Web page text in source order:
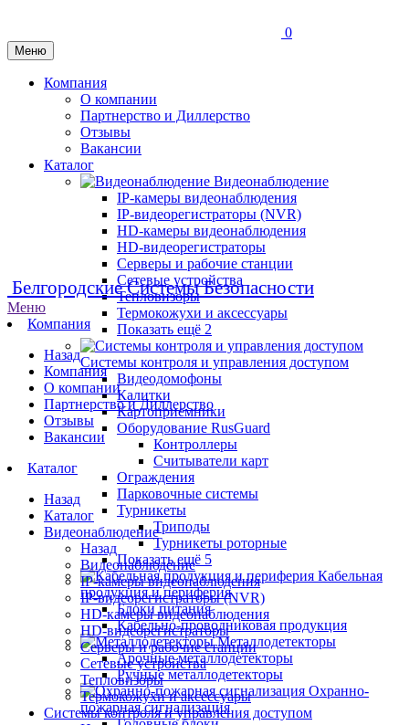
0
Меню
Компания
О компании
Партнерство и Диллерство
Отзывы
Вакансии
Каталог
Видеонаблюдение
IP-камеры видеонаблюдения
IP-видеорегистраторы (NVR)
HD-камеры видеонаблюдения
HD-видеорегистраторы
Серверы и рабочие станции
Сетевые устройства
Тепловизоры
Термокожухи и аксессуары
Показать ещё 2
Системы контроля и управления доступом
Видеодомофоны
Калитки
Картоприемники
Оборудование RusGuard
Контроллеры
Считыватели карт
Ограждения
Парковочные системы
Турникеты
Триподы
Турникеты роторные
Показать ещё 5
Кабельная
продукция и периферия
Блоки питания
Кабельно-проводниковая продукция
Металлодетекторы
Арочные металлодетекторы
Ручные металлодетекторы
Охранно-
пожарная сигнализация
Белгородские Системы Безопасности
Меню
Компания
Назад
Компания
О компании
Партнерство и Диллерство
Отзывы
Вакансии
Каталог
Назад
Каталог
Видеонаблюдение
Назад
Видеонаблюдение
IP-камеры видеонаблюдения
IP-видеорегистраторы (NVR)
HD-камеры видеонаблюдения
HD-видеорегистраторы
Серверы и рабочие станции
Сетевые устройства
Тепловизоры
Термокожухи и аксессуары
Системы контроля и управления доступом